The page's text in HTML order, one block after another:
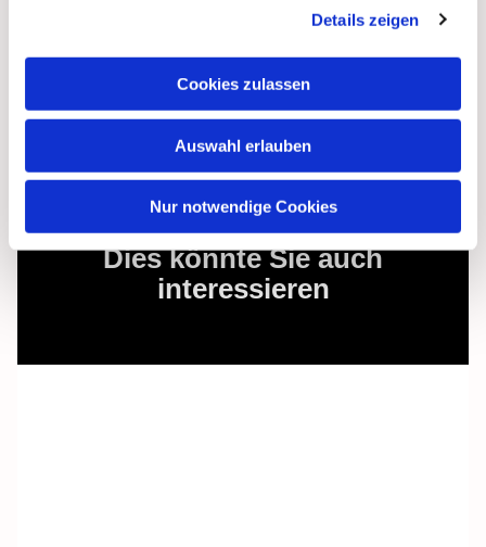
Details zeigen
Cookies zulassen
Auswahl erlauben
Nur notwendige Cookies
Dies könnte Sie auch
interessieren